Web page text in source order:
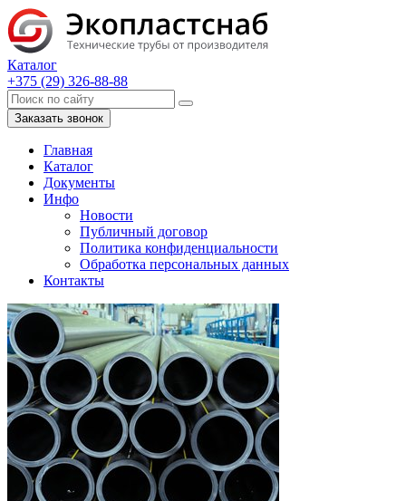
Каталог
+375 (29) 326-88-88
Заказать звонок
Главная
Каталог
Документы
Инфо
Новости
Публичный договор
Политика конфиденциальности
Обработка персональных данных
Контакты